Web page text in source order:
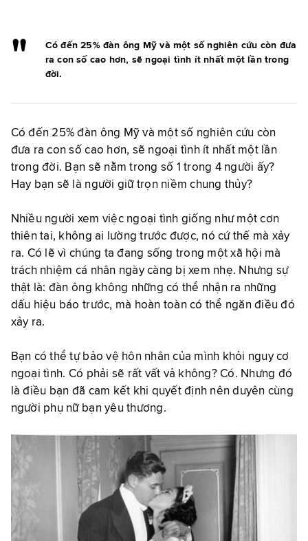
Có đến 25% đàn ông Mỹ và một số nghiên cứu còn đưa
ra con số cao hơn, sẽ ngoại tình ít nhất một lần trong
đời.
Có đến 25% đàn ông Mỹ và một số nghiên cứu còn
đưa ra con số cao hơn, sẽ ngoại tình ít nhất một lần
trong đời. Bạn sẽ nằm trong số 1 trong 4 người ấy?
Hay bạn sẽ là người giữ trọn niềm chung thủy?
Nhiều người xem việc ngoại tình giống như một cơn
thiên tai, không ai lường trước được, nó cứ thế mà xảy
ra. Có lẽ vì chúng ta đang sống trong một xã hội mà
trách nhiệm cá nhân ngày càng bị xem nhẹ. Nhưng sự
thật là: đàn ông không những có thể nhận ra những
dấu hiệu báo trước, mà hoàn toàn có thể ngăn điều đó
xảy ra.
Bạn có thể tự bảo vệ hôn nhân của mình khỏi nguy cơ
ngoại tình. Có phải sẽ rất vất vả không? Có. Nhưng đó
là điều bạn đã cam kết khi quyết định nên duyên cùng
người phụ nữ bạn yêu thương.